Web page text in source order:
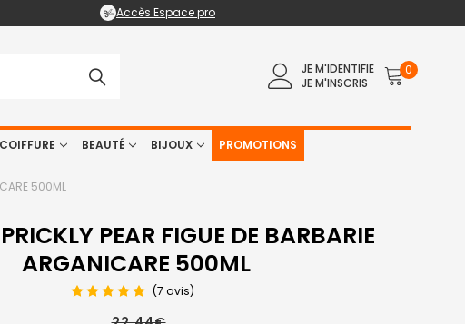
Accès Espace pro
JE M'IDENTIFIE
JE M'INSCRIS
0
BEAUTÉ BIJOUX PROMOTIONS
500ML
PEAR FIGUE DE BARBARIE
ARGANICARE 500ML
(7 avis)